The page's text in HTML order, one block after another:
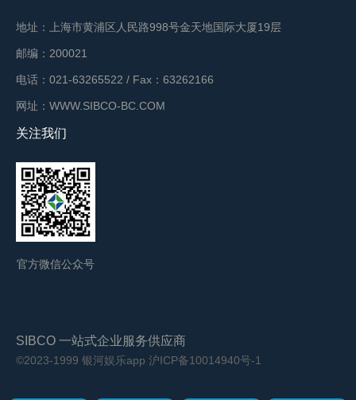
地址：上海市黄浦区人民路998号金天地国际大厦19层
邮编：200021
电话：021-63265522 / Fax：63262166
网址：WWW.SIBCO-BC.COM
关注我们
官方微信公众号
SIBCO 一站式企业服务供应商
©2023-1999 银河娱乐app 沪ICP备10014940号-1